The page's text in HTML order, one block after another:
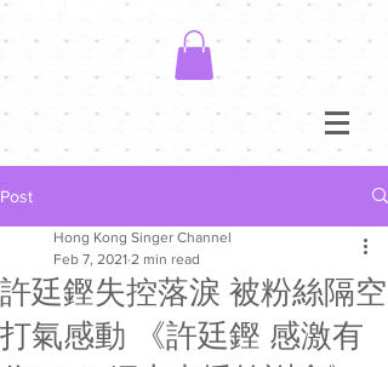
Post
許廷鏗失控落淚 被粉絲隔空
打氣感動 《許廷鏗 感激有
Hong Kong Singer Channel
Feb 7, 2021 2 min read